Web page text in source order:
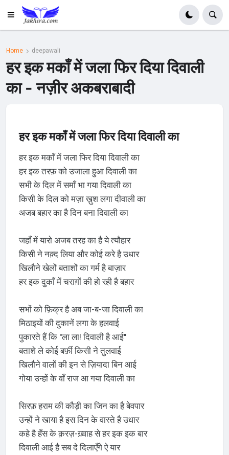
Home deepawali
हर इक मकाँ में जला फिर दिया दिवाली
का - नज़ीर अकबराबादी
हर इक मकाँ में जला फिर दिया दिवाली का
हर इक मकाँ में जला फिर दिया दिवाली का
हर इक तरफ़ को उजाला हुआ दिवाली का
सभी के दिल में समाँ भा गया दिवाली का
किसी के दिल को मज़ा ख़ुश लगा दीवाली का
अजब बहार का है दिन बना दिवाली का
जहाँ में यारो अजब तरह का है ये त्यौहार
किसी ने नक़्द लिया और कोई करे है उधार
खिलौने खेलों बताशों का गर्म है बाज़ार
हर इक दुकाँ में चराग़ों की हो रही है बहार
सभों को फ़िक्र है अब जा-ब-जा दिवाली का
मिठाइयों की दुकानें लगा के हलवाई
पुकारते हैं कि ''ला ला! दिवाली है आई''
बताशे ले कोई बर्फ़ी किसी ने तुलवाई
खिलौने वालों की इन से ज़ियादा बिन आई
गोया उन्हों के वाँ राज आ गया दिवाली का
सिरफ़ हराम की कौड़ी का जिन का है बेवपार
उन्हों ने खाया है इस दिन के वास्ते है उधार
कहे है हँस के क़रज़-ख़्वाह से हर इक इक बार
दिवाली आई है सब दे दिलाएँगे ऐ यार